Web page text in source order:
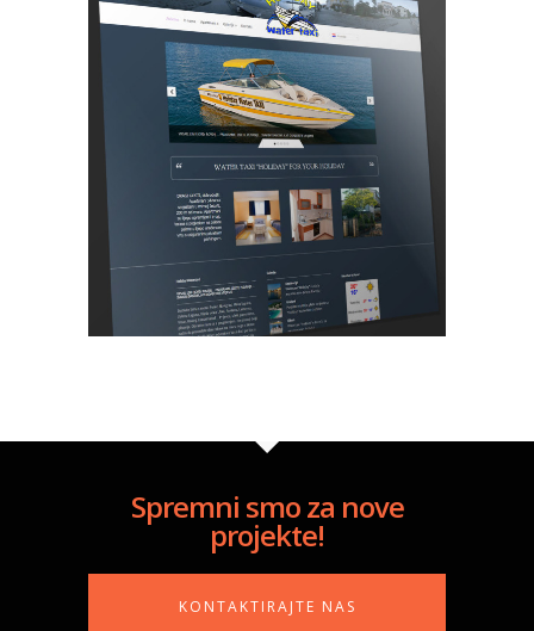
Spremni smo za nove
projekte!
KONTAKTIRAJTE NAS